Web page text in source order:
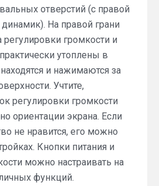
отверстий (с правой
На правой грани
регулировки громкости и
утоплены в
и нажимаются за
Учтите,
регулировки громкости
ориентации экрана. Если
не нравится, его можно
Кнопки питания и
можно настраивать на
функций.